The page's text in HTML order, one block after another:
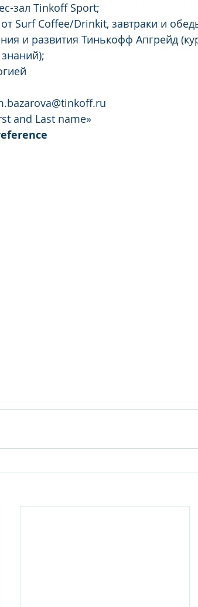
зал Tinkoff Sport;
Surf Coffee/Drinkit, завтраки и
и развития Тинькофф Апгрейд
and Last name»